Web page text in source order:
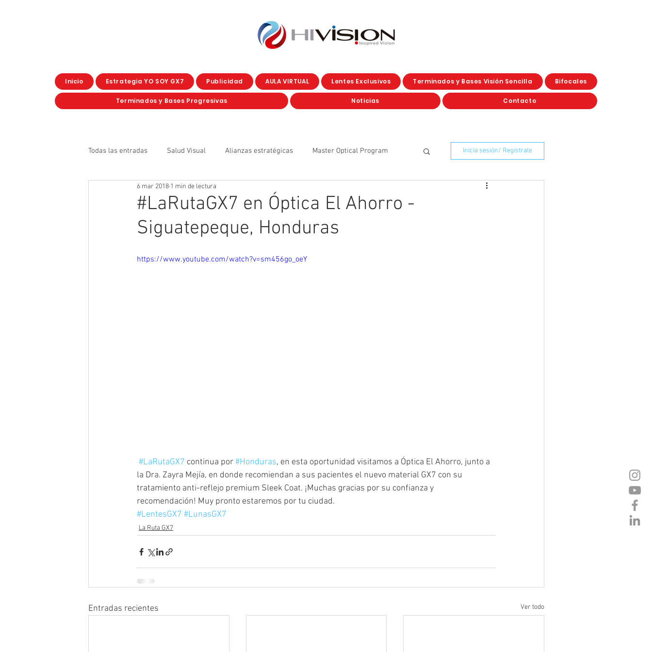
Inicio Estrategia YO SOY GX7 Publicidad AULA VIRTUAL Lentes Exclusivos Terminados y Bases Visión Sencilla Bifocales
Terminados y Bases Progresivas Noticias Contacto
Todas las entradas Salud Visual Alianzas estratégicas Master Optical Program
La Ruta GX7 Formación
Lentes GX7 Marketing
Inicia sesión/ Regístrate
#LaRutaGX7 en Óptica El Ahorro -
Siguatepeque, Honduras
6 mar 2018 1 min de lectura
https://www.youtube.com/watch?v=sm456go_oeY
#LaRutaGX7 continua por #Honduras, en esta oportunidad visitamos a Óptica El Ahorro, junto a
la Dra. Zayra Mejía, en donde recomiendan a sus pacientes el nuevo material GX7 con su
tratamiento anti-reflejo premium Sleek Coat. ¡Muchas gracias por su confianza y
recomendación! Muy pronto estaremos por tu ciudad.
#LentesGX7 #LunasGX7
La Ruta GX7
Entradas recientes Ver todo